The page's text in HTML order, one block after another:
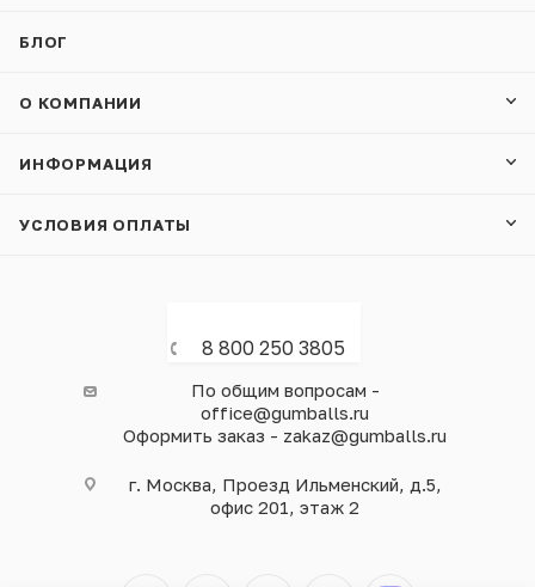
БЛОГ
О КОМПАНИИ
ИНФОРМАЦИЯ
УСЛОВИЯ ОПЛАТЫ
8 800 250 3805
По общим вопросам -
office@gumballs.ru
Оформить заказ - zakaz@gumballs.ru
г. Москва, Проезд Ильменский, д.5,
офис 201, этаж 2